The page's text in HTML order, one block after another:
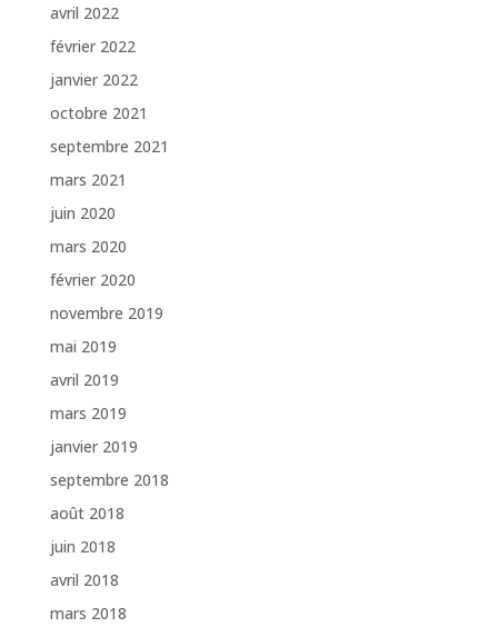
avril 2022
février 2022
janvier 2022
octobre 2021
septembre 2021
mars 2021
juin 2020
mars 2020
février 2020
novembre 2019
mai 2019
avril 2019
mars 2019
janvier 2019
septembre 2018
août 2018
juin 2018
avril 2018
mars 2018